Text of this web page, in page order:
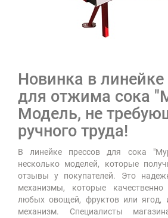
Новинка в линейке
для отжима сока
Модель, не
ручного труда!
В линейке прессов для сока
несколько моделей, которые
отзывы у покупателей. Это
механизмы, которые
любых овощей, фруктов или ягод,
механизм. Специалисты